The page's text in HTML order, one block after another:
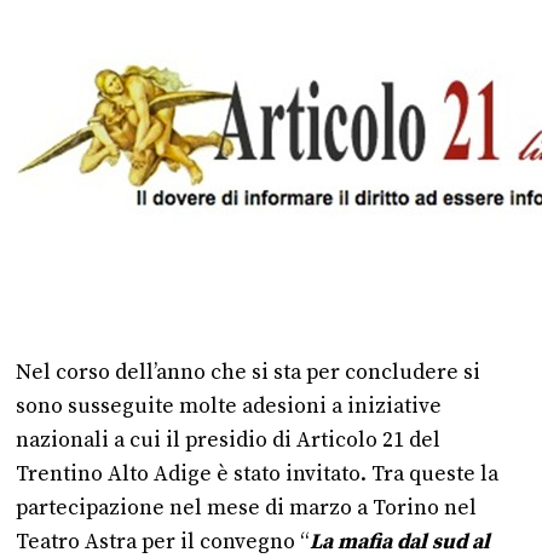
Nel corso dell’anno che si sta per concludere si
sono susseguite molte adesioni a iniziative
nazionali a cui il presidio di Articolo 21 del
Trentino Alto Adige è stato invitato. Tra queste la
partecipazione nel mese di marzo a Torino nel
Teatro Astra per il convegno “La mafia dal sud al